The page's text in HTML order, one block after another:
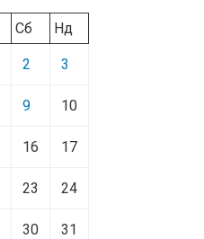
Сб Нд
2 3
9 10
16 17
23 24
30
31